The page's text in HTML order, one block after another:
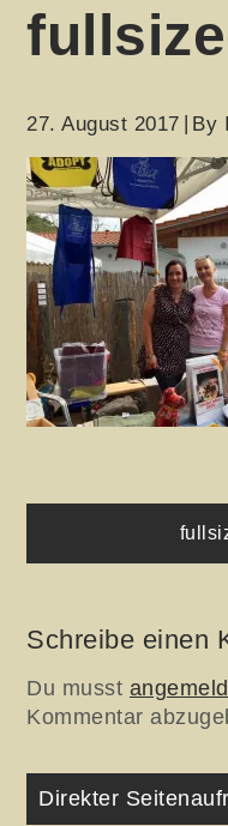
27. August 2017 By
Schreibe einen
Du musst
Kommentar
Direkter